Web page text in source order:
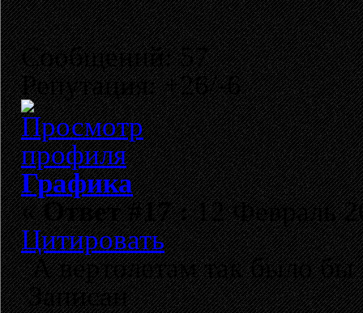
Сообщений: 57
Репутация: +26/-6
Графика
«Ответ #17 :12 Февраль
Цитировать
А вертолетам так было
Записан